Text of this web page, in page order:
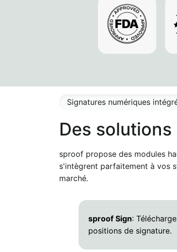
Signatures numériques
Des
sproof propose des modules
s'intègrent parfaitement à vos
marché.
sproof Sign:
positions de signature.